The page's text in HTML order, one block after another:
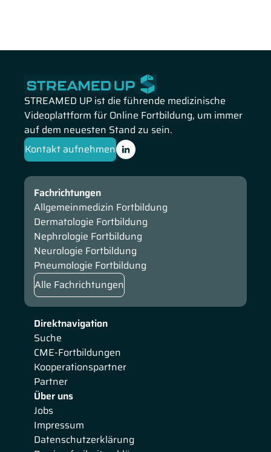
STREAMED UP ist die führende medizinische
Videoplattform für Online Fortbildung, um immer
auf dem neuesten Stand zu sein.
Kontakt aufnehmen
Direktnavigation
Suche
CME-Fortbildungen
Kooperationspartner
Partner
Über uns
Jobs
Impressum
Datenschutzerklärung
Fachrichtungen
Allgemeinmedizin Fortbildung
Dermatologie Fortbildung
Nephrologie Fortbildung
Neurologie Fortbildung
Pneumologie Fortbildung
Alle Fachrichtungen